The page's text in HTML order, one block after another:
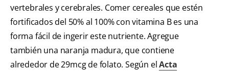
vertebrales y cerebrales. Comer cereales que estén
fortificados del 50% al 100% con vitamina B es una
forma fácil de ingerir este nutriente. Agregue
también una naranja madura, que contiene
alrededor de 29mcg de folato. Según elActa